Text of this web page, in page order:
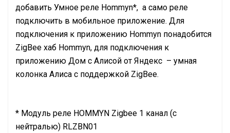
добавить Умное реле Hommyn*, а само реле
подключить в мобильное приложение. Для
подключения к приложению Hommyn понадобится
ZigBee хаб Hommyn, для подключения к
приложению Дом с Алисой от Яндекс – умная
колонка Алиса с поддержкой ZigBee.
* Модуль реле HOMMYN Zigbee 1 канал (с
нейтралью) RLZBN01